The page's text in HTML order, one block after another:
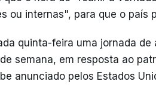
ou internas", para que o país
quinta-feira uma jornada
semana, em resposta ao
anunciado pelos Estados